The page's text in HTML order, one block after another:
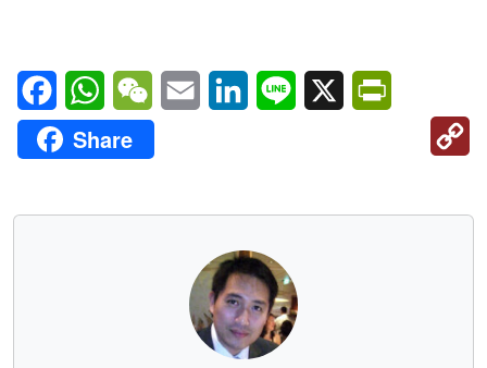
FacebookWhatsAppWeChatEmail LinkedInLine X
Share